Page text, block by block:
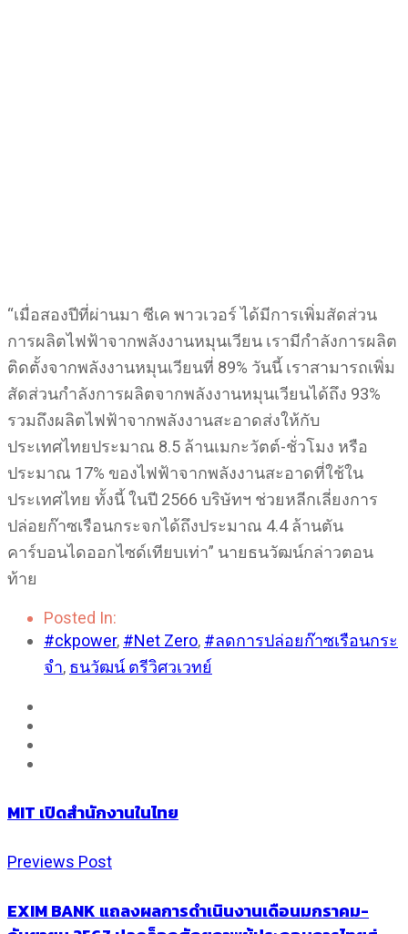
“เมื่อสองปีที่ผ่านมา ซีเค พาวเวอร์ ได้มีการเพิ่มสัดส่วน
การผลิตไฟฟ้าจากพลังงานหมุนเวียน เรามีกำลังการผลิต
ติดตั้งจากพลังงานหมุนเวียนที่ 89% วันนี้ เราสามารถเพิ่ม
สัดส่วนกำลังการผลิตจากพลังงานหมุนเวียนได้ถึง 93%
รวมถึงผลิตไฟฟ้าจากพลังงานสะอาดส่งให้กับ
ประเทศไทยประมาณ 8.5 ล้านเมกะวัตต์-ชั่วโมง หรือ
ประมาณ 17% ของไฟฟ้าจากพลังงานสะอาดที่ใช้ใน
ประเทศไทย ทั้งนี้ ในปี 2566 บริษัทฯ ช่วยหลีกเลี่ยงการ
ปล่อยก๊าซเรือนกระจกได้ถึงประมาณ 4.4 ล้านตัน
คาร์บอนไดออกไซด์เทียบเท่า” นายธนวัฒน์กล่าวตอน
ท้าย
Posted In:
#ckpower, #Net Zero, #ลดการปล่อยก๊าซเรือนกระ
จำ, ธนวัฒน์ ตรีวิศวเวทย์
MIT เปิดสำนักงานในไทย
Previews Post
EXIM BANK แถลงผลการดำเนินงานเดือนมกราคม-